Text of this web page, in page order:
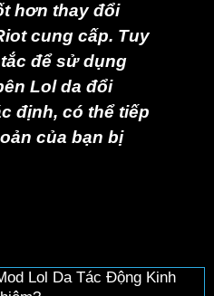
hơn thay đổi
cung cấp. Tuy
để sử dụng
Lol da đổi
định, có thể tiếp
của bạn bị
Lol Da Tác Động Kinh